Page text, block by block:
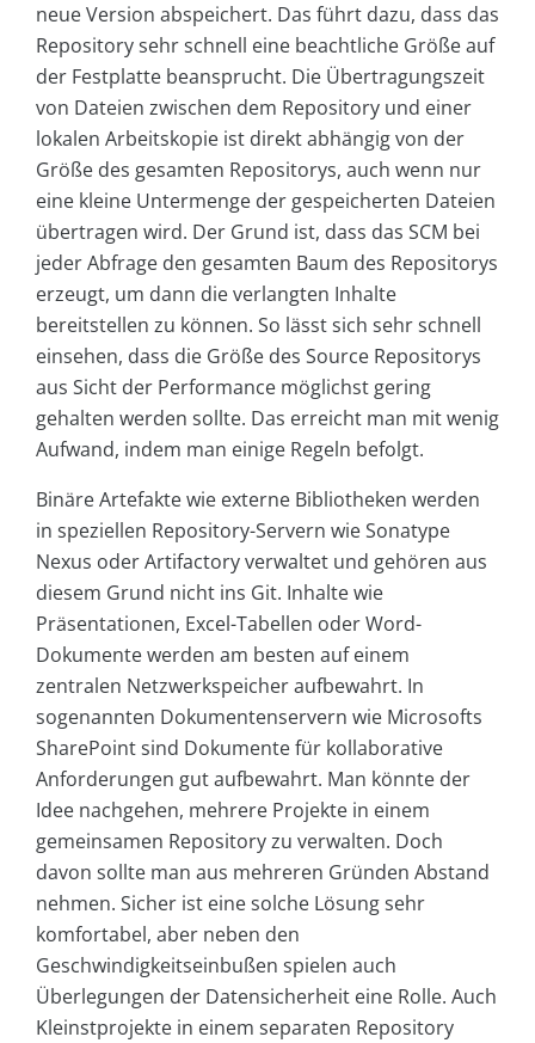
neue Version abspeichert. Das führt dazu, dass das
Repository sehr schnell eine beachtliche Größe auf
der Festplatte beansprucht. Die Übertragungszeit
von Dateien zwischen dem Repository und einer
lokalen Arbeitskopie ist direkt abhängig von der
Größe des gesamten Repositorys, auch wenn nur
eine kleine Untermenge der gespeicherten Dateien
übertragen wird. Der Grund ist, dass das SCM bei
jeder Abfrage den gesamten Baum des Repositorys
erzeugt, um dann die verlangten Inhalte
bereitstellen zu können. So lässt sich sehr schnell
einsehen, dass die Größe des Source Repositorys
aus Sicht der Performance möglichst gering
gehalten werden sollte. Das erreicht man mit wenig
Aufwand, indem man einige Regeln befolgt.
Binäre Artefakte wie externe Bibliotheken werden
in speziellen Repository-Servern wie Sonatype
Nexus oder Artifactory verwaltet und gehören aus
diesem Grund nicht ins Git. Inhalte wie
Präsentationen, Excel-Tabellen oder Word-
Dokumente werden am besten auf einem
zentralen Netzwerkspeicher aufbewahrt. In
sogenannten Dokumentenservern wie Microsofts
SharePoint sind Dokumente für kollaborative
Anforderungen gut aufbewahrt. Man könnte der
Idee nachgehen, mehrere Projekte in einem
gemeinsamen Repository zu verwalten. Doch
davon sollte man aus mehreren Gründen Abstand
nehmen. Sicher ist eine solche Lösung sehr
komfortabel, aber neben den
Geschwindigkeitseinbußen spielen auch
Überlegungen der Datensicherheit eine Rolle. Auch
Kleinstprojekte in einem separaten Repository